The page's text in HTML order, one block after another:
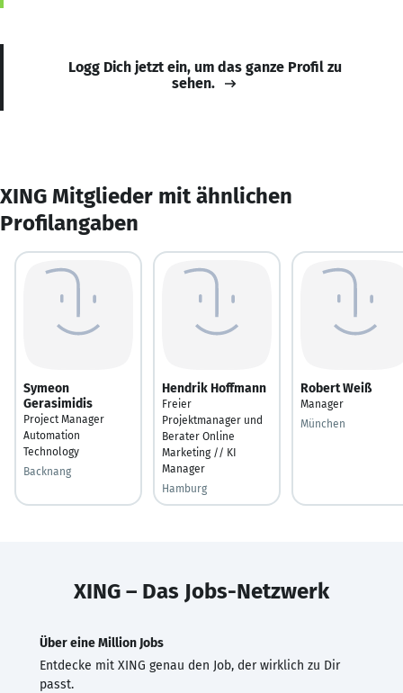
Logg Dich jetzt ein, um das ganze Profil zu
sehen.
XING Mitglieder mit ähnlichen
Profilangaben
Symeon
Gerasimidis
Project Manager
Automation
Technology
Backnang
Hendrik Hoffmann
Freier
Projektmanager und
Berater Online
Marketing // KI
Manager
Hamburg
Robert Weiß
Manager
München
XING – Das Jobs-Netzwerk
Über eine Million Jobs
Entdecke mit XING genau den Job, der wirklich zu Dir
passt.